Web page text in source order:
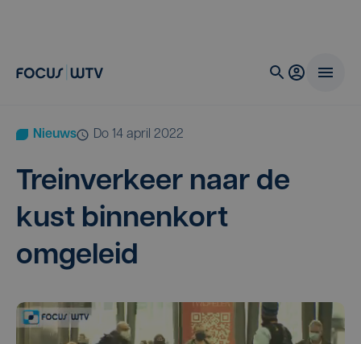
Nieuws do 14 april 2022
Trein­ver­keer naar de
kust bin­nen­kort
omgeleid